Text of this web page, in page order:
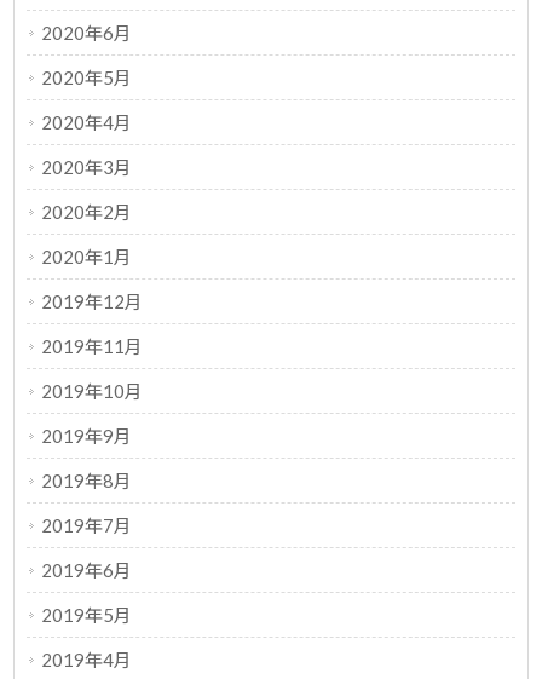
2020年6月
2020年5月
2020年4月
2020年3月
2020年2月
2020年1月
2019年12月
2019年11月
2019年10月
2019年9月
2019年8月
2019年7月
2019年6月
2019年5月
2019年4月